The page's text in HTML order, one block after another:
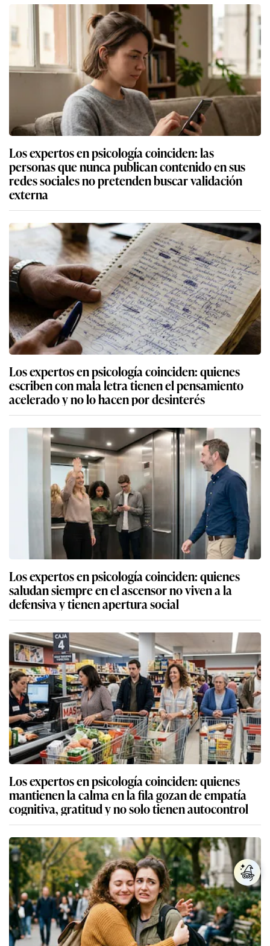
Los expertos en psicología coinciden: las
personas que nunca publican contenido en sus
redes sociales no pretenden buscar validación
externa
Los expertos en psicología coinciden: quienes
escriben con mala letra tienen el pensamiento
acelerado y no lo hacen por desinterés
Los expertos en psicología coinciden: quienes
saludan siempre en el ascensor no viven a la
defensiva y tienen apertura social
Los expertos en psicología coinciden: quienes
mantienen la calma en la fila gozan de empatía
cognitiva, gratitud y no solo tienen autocontrol